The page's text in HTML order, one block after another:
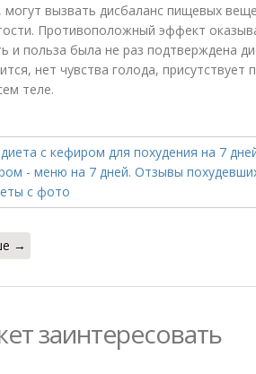
вызвать дисбаланс пищевых
Противоположный эффект
и польза была не раз подтверждена
нет чувства голода,
теле.
→
заинтересовать